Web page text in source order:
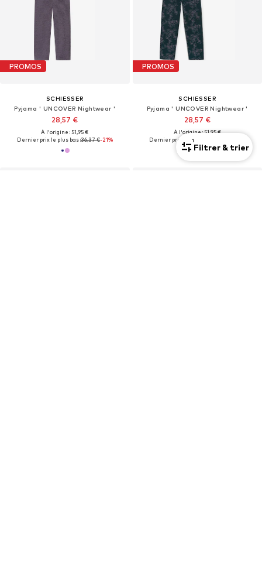
PROMOS
SCHIESSER
Pyjama ' UNCOVER Nightwear '
28,57 €
À l'origine : 51,95 €
Dernier prix le plus bas :36,37 €-21%
PROMOS
SCHIESSER
Pyjama ' UNCOVER Nightwear '
28,57 €
À l'origine : 51,95 €
Dernier prix le plus bas :
1
Filtrer & trier